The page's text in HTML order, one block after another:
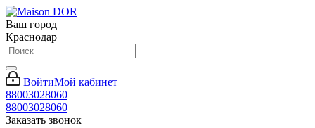
Ваш город
Краснодар
ВойтиМой кабинет
88003028060
88003028060
Заказать звонок